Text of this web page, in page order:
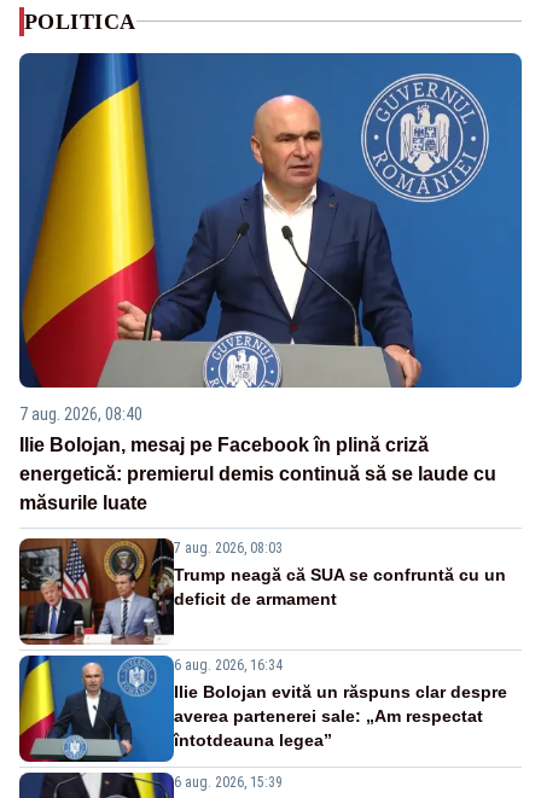
POLITICA
7 aug. 2026, 08:40
Ilie Bolojan, mesaj pe Facebook în plină criză
energetică: premierul demis continuă să se laude cu
măsurile luate
7 aug. 2026, 08:03
Trump neagă că SUA se confruntă cu un
deficit de armament
6 aug. 2026, 16:34
Ilie Bolojan evită un răspuns clar despre
averea partenerei sale: „Am respectat
întotdeauna legea”
6 aug. 2026, 15:39